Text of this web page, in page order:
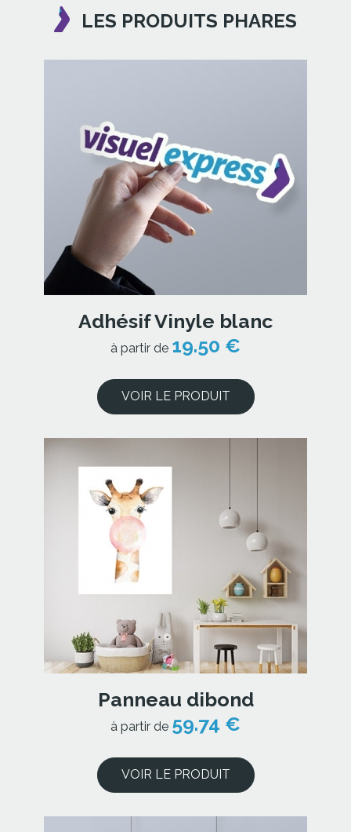
LES PRODUITS PHARES
Adhésif Vinyle blanc
à partir de 19.50 €
VOIR LE PRODUIT
Panneau dibond
à partir de 59.74 €
VOIR LE PRODUIT